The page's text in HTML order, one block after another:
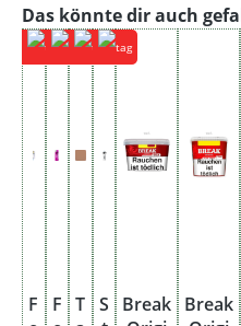
Produktgalerie
Das könnte dir auch
F
F
T S
Break Break